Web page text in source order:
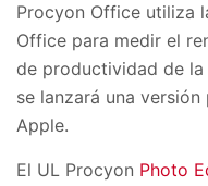
Procyon Office utiliza
Office para medir el
de productividad de
se lanzará una
Apple.
El UL Procyon Photo